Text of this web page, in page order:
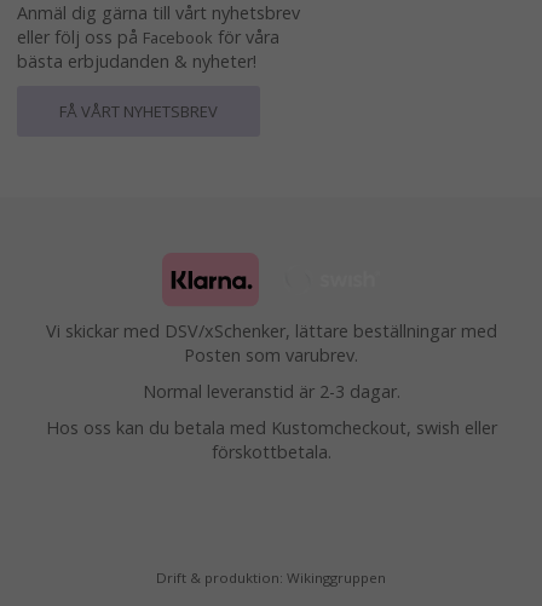
Anmäl dig gärna till vårt nyhetsbrev
eller följ oss på Facebook för våra
bästa erbjudanden & nyheter!
FÅ VÅRT NYHETSBREV
Vi skickar med DSV/xSchenker, lättare beställningar med
Posten som varubrev.
Normal leveranstid är 2-3 dagar.
Hos oss kan du betala med Kustomcheckout, swish eller
förskottbetala.
Drift & produktion: Wikinggruppen